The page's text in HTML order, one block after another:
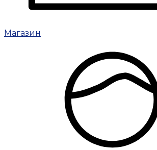
Магазин